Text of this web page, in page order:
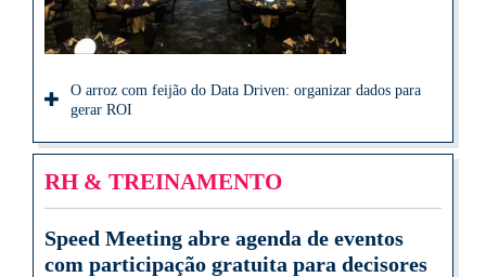
O arroz com feijão do Data Driven: organizar dados para
gerar ROI
RH & TREINAMENTO
Speed Meeting abre agenda de eventos
com participação gratuita para decisores